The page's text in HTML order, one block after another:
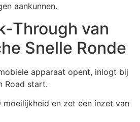
aankunnen.
van
Snelle Ronde
apparaat opent, inlogt bij
Road start.
moeilijkheid en zet een inzet van